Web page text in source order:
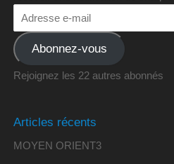
Abonnez-vous
Rejoignez les 22 autres abonnés
Articles récents
MOYEN ORIENT3